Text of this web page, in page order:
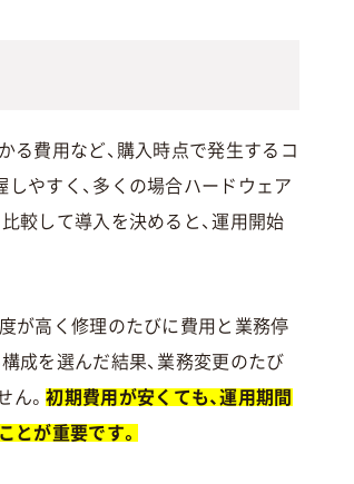
る費用など、購入時点で発生するコ
やすく、多くの場合ハードウェア
較して導入を決めると、運用開始
が高く修理のたびに費用と業務停
成を選んだ結果、業務変更のたび
ん。初期費用が安くても、運用期間
とが重要です。